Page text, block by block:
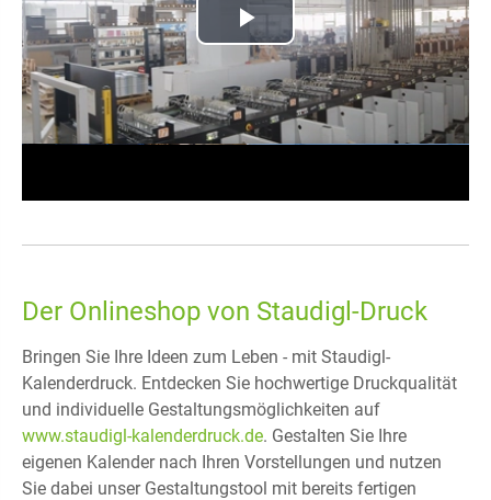
Play
Video
Der Onlineshop von Staudigl-Druck
Bringen Sie Ihre Ideen zum Leben - mit Staudigl-
Kalenderdruck. Entdecken Sie hochwertige Druckqualität
und individuelle Gestaltungsmöglichkeiten auf
www.staudigl-kalenderdruck.de. Gestalten Sie Ihre
eigenen Kalender nach Ihren Vorstellungen und nutzen
Sie dabei unser Gestaltungstool mit bereits fertigen